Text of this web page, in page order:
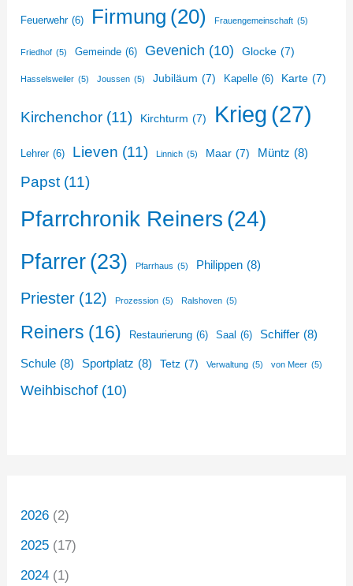
Feuerwehr (6) Firmung (20) Frauengemeinschaft (5)
Friedhof (5) Gemeinde (6) Gevenich (10) Glocke (7)
Hasselsweiler (5) Joussen (5) Jubiläum (7) Kapelle (6) Karte (7)
Kirchenchor (11) Kirchturm (7) Krieg (27)
Lehrer (6) Lieven (11) Linnich (5) Maar (7) Müntz (8)
Papst (11)
Pfarrchronik Reiners (24)
Pfarrer(23) Pfarrhaus (5) Philippen (8)
Priester (12) Prozession (5) Ralshoven (5)
Reiners (16) Restaurierung (6) Saal (6) Schiffer (8)
Schule (8) Sportplatz (8) Tetz (7) Verwaltung (5) von Meer (5)
Weihbischof (10)
2026 (2)
2025 (17)
2024 (1)